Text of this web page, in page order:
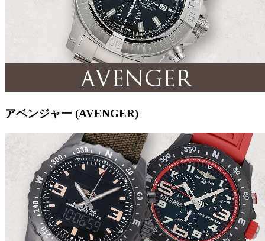
アベンジャー (AVENGER)